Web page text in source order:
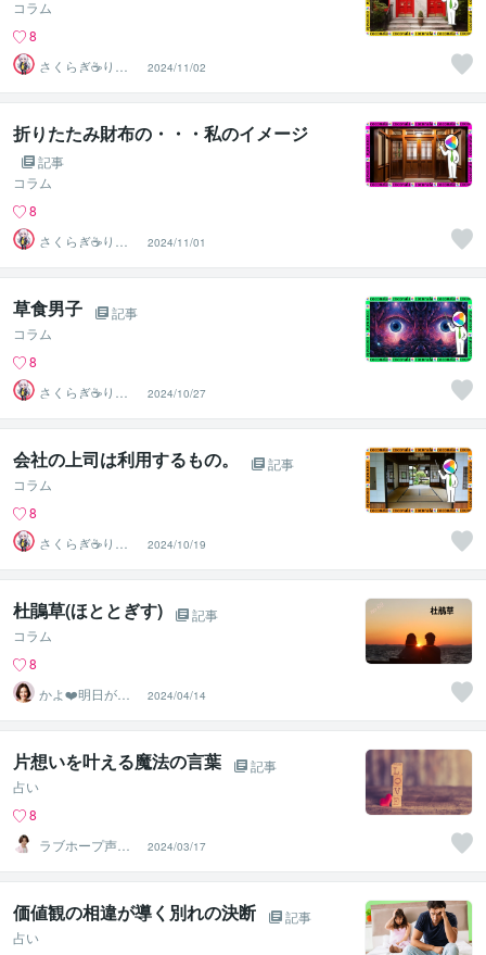
コラム
8
さくらぎ☕りょ
う⛎癒やし電話
相談サロン
2024/11/02
折りたたみ財布の・・・私のイメージ
記事
コラム
8
さくらぎ☕りょ
う⛎癒やし電話
相談サロン
2024/11/01
草食男子
記事
コラム
8
さくらぎ☕りょ
う⛎癒やし電話
相談サロン
2024/10/27
会社の上司は利用するもの。
記事
コラム
8
さくらぎ☕りょ
う⛎癒やし電話
相談サロン
2024/10/19
杜鵑草(ほととぎす)
記事
コラム
8
かよ❤️明日が少
し楽しみになる
場所
2024/04/14
片想いを叶える魔法の言葉
記事
占い
8
ラブホープ声優
占い師⭐
2024/03/17
価値観の相違が導く別れの決断
記事
占い